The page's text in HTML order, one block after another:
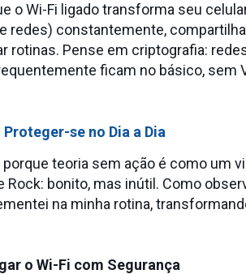
o Wi-Fi ligado transforma seu
redes) constantemente,
rotinas. Pense em criptografia:
ficam no básico, sem
se no Dia a Dia
teoria sem ação é como um
Rock: bonito, mas inútil. Como
na minha rotina,
o Wi-Fi com Segurança